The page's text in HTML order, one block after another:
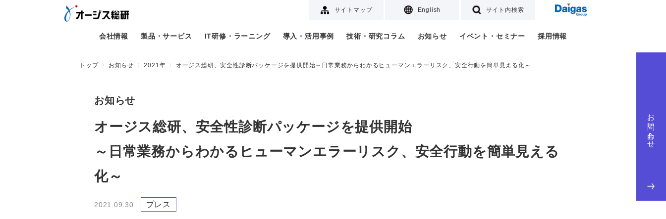
サイトマップ English サイト内検索
会社情報 製品・サービス IT研修・ラーニング 導入・活用事例 技術・研究コラム お知らせ イベント・セミナー 採用情報
お問い合わせ
トップ お知らせ 2021年 オージス総研、安全性診断パッケージを提供開始～日常業務からわかるヒューマンエラーリスク、安全行動を簡単見える化～
お知らせ
オージス総研、安全性診断パッケージを提供開始
～日常業務からわかるヒューマンエラーリスク、安全行動を簡単見える
化～
2021.09.30 プレス